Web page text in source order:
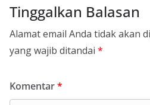
Tinggalkan Balasan
Alamat email Anda tidak akan
yang wajib ditandai *
Komentar*